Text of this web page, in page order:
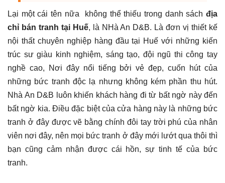
Lại một cái tên nữa không thể thiếu trong danh sách địa
chỉ bán tranh tại Huế, là NHà An D&B. Là đơn vị thiết kế
nội thất chuyên nghiệp hàng đầu tại Huế với những kiến
trúc sư giàu kinh nghiệm, sáng tạo, đội ngũ thi công tay
nghề cao, Nơi đây nổi tiếng bởi vẻ đẹp, cuốn hút của
những bức tranh độc lạ nhưng không kém phần thu hút.
Nhà An D&B luôn khiến khách hàng đi từ bất ngờ này đến
bất ngờ kia. Điều đặc biệt của cửa hàng này là những bức
tranh ở đây được vẽ bằng chính đôi tay trời phú của nhân
viên nơi đây, nên mọi bức tranh ở đây mới lướt qua thôi thì
bạn cũng cảm nhận được cái hồn, sự tinh tế của bức
tranh.